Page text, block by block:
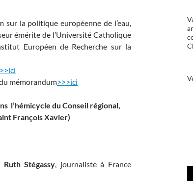
sur la politique européenne de l’eau,
émérite de l’Université Catholique
Européen de Recherche sur la
mémorandum>>>ici
l’hémicycle du Conseil régional,
François Xavier)
Ruth Stégassy, journaliste à France